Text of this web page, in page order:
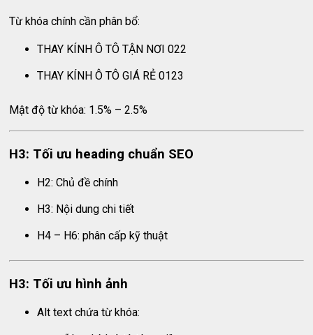
Từ khóa chính cần phân bổ:
THAY KÍNH Ô TÔ TẬN NƠI 022
THAY KÍNH Ô TÔ GIÁ RẺ 0123
Mật độ từ khóa: 1.5% – 2.5%
H3: Tối ưu heading chuẩn SEO
H2: Chủ đề chính
H3: Nội dung chi tiết
H4 – H6: phân cấp kỹ thuật
H3: Tối ưu hình ảnh
Alt text chứa từ khóa: